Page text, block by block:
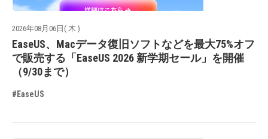
2026年08月06日( 木 )
EaseUS、Macデータ復旧ソフトなどを最大75%オフ
で販売する「EaseUS 2026 新学期セール」を開催
（9/30まで）
#EaseUS